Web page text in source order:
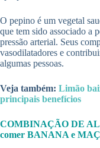
O pepino é um vegetal
que tem sido associado a
pressão arterial. Seus
vasodilatadores e
algumas pessoas.
Veja também: Limão
principais benefícios
COMBINAÇÃO DE
comer BANANA e